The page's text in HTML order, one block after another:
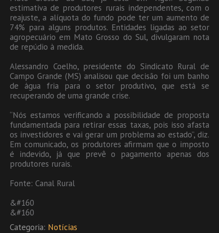
estimativa de produtores rurais independentes, com o
reajuste, a alíquota do fundo pode ter um aumento de
74% para alguns produtos. Entidades ligadas ao setor
agropecuário em Mato Grosso do Sul, divulgaram nota
de repúdio à medida.
Alessandro Coelho, presidente do Sindicato Rural de
Campo Grande (MS) analisou que decisão foi um banho
de água fria para o setor produtivo, que está se
recuperando de uma grande crise.
“Nós estamos verificando a possibilidade de proposta
fundamentada para retirar essas taxas, pois isso afasta
os investidores e vai gerar um problema ao estado”, diz.
Em comunicado, os produtores afirmam que o imposto
é indevido, já que prevê o pagamento apenas dos
produtores rurais.
Fonte: Canal Rural
&#160
&#160
Categoria: Notícias